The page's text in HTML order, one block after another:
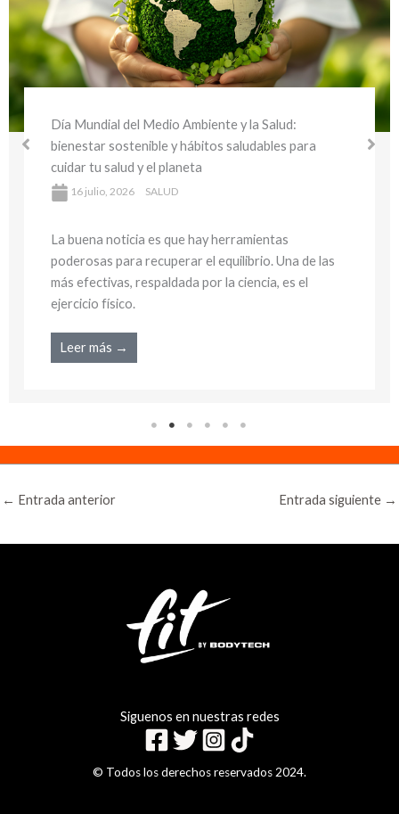
Día Mundial del Medio Ambiente y la Salud:
bienestar sostenible y hábitos saludables para
cuidar tu salud y el planeta
16 julio, 2026 SALUD
La buena noticia es que hay herramientas
poderosas para recuperar el equilibrio. Una de las
más efectivas, respaldada por la ciencia, es el
ejercicio físico.
Leer más →
← Entrada anterior Entrada siguiente →
Siguenos en nuestras redes
© Todos los derechos reservados 2024.